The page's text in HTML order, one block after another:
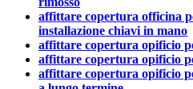
affittare copertura officina
installazione chiavi in mano
affittare copertura opificio
affittare copertura opificio
affittare copertura opificio